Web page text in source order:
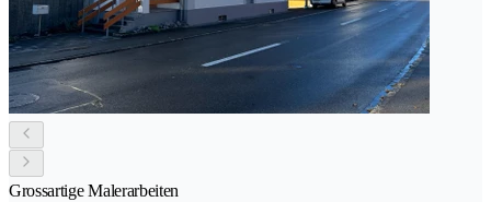
Grossartige Malerarbeiten